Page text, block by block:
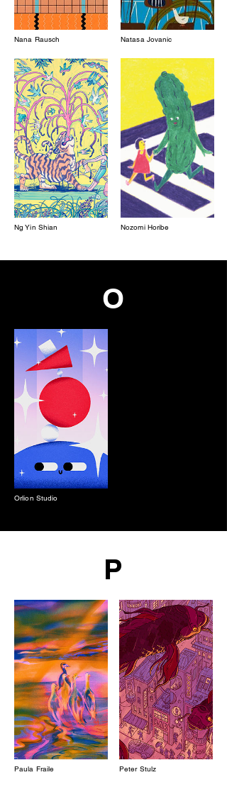
Nana Rausch
Ng Yin Shian
Natasa Jovanic
Nozomi Horibe
O
Orlion Studio
P
Paula Fraile Peter Stulz